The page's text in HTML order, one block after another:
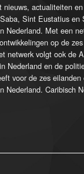
nieuws, actualiteiten
Sint Eustatius en
Nederland. Met een
op de
netwerk volgt ook de
Nederland en de
voor de zes
Nederland. Caribisch